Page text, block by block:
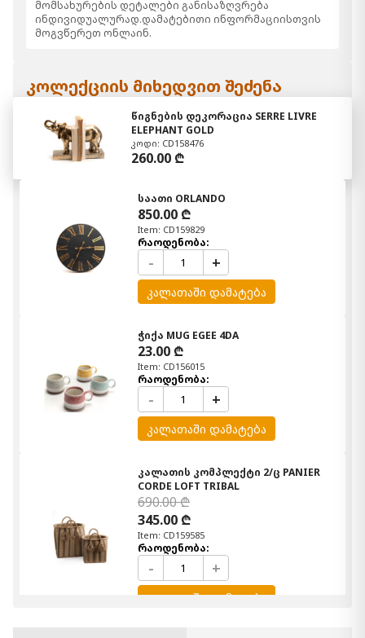
მომსახურების დეტალები განისაზღვრება
ინდივიდუალურად.დამატებითი ინფორმაციისთვის
მოგვწერეთ ონლაინ.
კოლექციის მიხედვით შეძენა
წიგნების დეკორაცია SERRE LIVRE
ELEPHANT GOLD
კოდი: CD158476
260.00 ₾
საათი ORLANDO
850.00 ₾
Item: CD159829
რაოდენობა:
- +
კალათაში დამატება
ჭიქა MUG EGEE 4DA
23.00 ₾
Item: CD156015
რაოდენობა:
- +
კალათაში დამატება
კალათის კომპლექტი 2/ც PANIER
CORDE LOFT TRIBAL
690.00 ₾
345.00 ₾
Item: CD159585
რაოდენობა:
- +
კალათაში დამატება